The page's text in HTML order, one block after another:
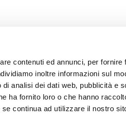
contenuti ed annunci, per fornire
inoltre informazioni sul
analisi dei dati web, pubblicità e
ha fornito loro o che hanno
continua ad utilizzare il nostro